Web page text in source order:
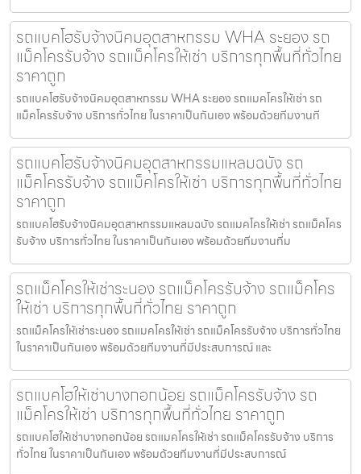
รถแบคโฮรับจ้างนิคมอุตสาหกรรม WHA ระยอง รถ
แม็คโครรับจ้าง รถแม็คโครให้เช่า บริการทุกพื้นที่ทั่วไทย
ราคาถูก
รถแบคโฮรับจ้างนิคมอุตสาหกรรม WHA ระยอง รถแมคโครให้เช่า รถ
แม็คโครรับจ้าง บริการทั่วไทย ในราคาเป็นกันเอง พร้อมด้วยทีมงานที
รถแบคโฮรับจ้างนิคมอุตสาหกรรมแหลมฉบัง รถ
แม็คโครรับจ้าง รถแม็คโครให้เช่า บริการทุกพื้นที่ทั่วไทย
ราคาถูก
รถแบคโฮรับจ้างนิคมอุตสาหกรรมแหลมฉบัง รถแมคโครให้เช่า รถแม็คโคร
รับจ้าง บริการทั่วไทย ในราคาเป็นกันเอง พร้อมด้วยทีมงานที่ม
รถแม็คโครให้เช่าระนอง รถแม็คโครรับจ้าง รถแม็คโคร
ให้เช่า บริการทุกพื้นที่ทั่วไทย ราคาถูก
รถแม็คโครให้เช่าระนอง รถแมคโครให้เช่า รถแม็คโครรับจ้าง บริการทั่วไทย
ในราคาเป็นกันเอง พร้อมด้วยทีมงานที่มีประสบการณ์ และ
รถแบคโฮให้เช่าบางกอกน้อย รถแม็คโครรับจ้าง รถ
แม็คโครให้เช่า บริการทุกพื้นที่ทั่วไทย ราคาถูก
รถแบคโฮให้เช่าบางกอกน้อย รถแมคโครให้เช่า รถแม็คโครรับจ้าง บริการ
ทั่วไทย ในราคาเป็นกันเอง พร้อมด้วยทีมงานที่มีประสบการณ์